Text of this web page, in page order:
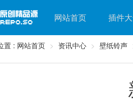
网站首页 插件
置 : 网站首页 资讯中心 壁纸铃声